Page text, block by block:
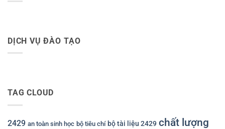
DỊCH VỤ ĐÀO TẠO
TAG CLOUD
2429 an toàn sinh học bộ tiêu chí bộ tài liệu 2429 chất lượng